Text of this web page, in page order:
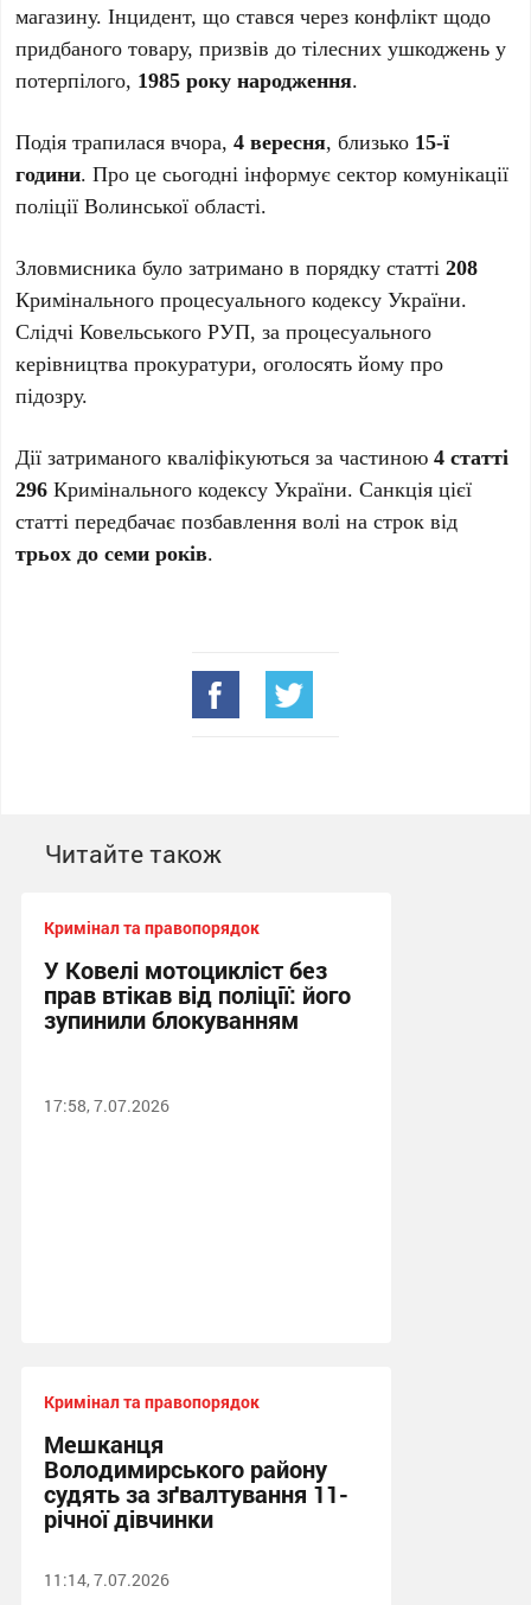
магазину. Інцидент, що стався через конфлікт щодо
придбаного товару, призвів до тілесних ушкоджень у
потерпілого, 1985 року народження.
Подія трапилася вчора,4 вересня, близько 15-ї
години. Про це сьогодні інформує сектор комунікації
поліції Волинської області.
Зловмисника було затримано в порядку статті208
Кримінального процесуального кодексу України.
Слідчі Ковельського РУП, за процесуального
керівництва прокуратури, оголосять йому про
підозру.
Дії затриманого кваліфікуються за частиною4 статті
296 Кримінального кодексу України. Санкція цієї
статті передбачає позбавлення волі на строк від
трьох до семи років.
Читайте також
Кримінал та правопорядок
У Ковелі мотоцикліст без
прав втікав від поліції: його
зупинили блокуванням
17:58, 7.07.2026
Кримінал та правопорядок
Мешканця
Володимирського району
судять за зґвалтування 11-
річної дівчинки
11:14, 7.07.2026